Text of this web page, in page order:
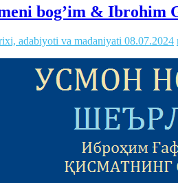
bog’im & Ibrohim
adabiyoti va madaniyati 08.07.2024